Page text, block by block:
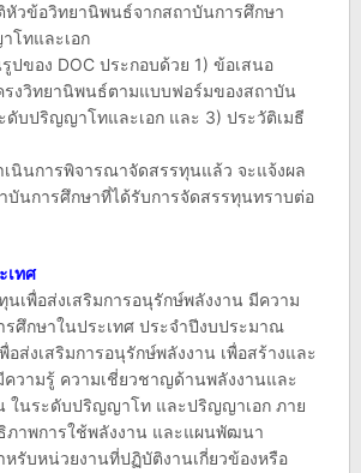
หัวข้อวิทยานิพนธ์จากสถาบันการศึกษา
โทและเอก
ปของ DOC ประกอบด้วย 1) ข้อเสนอ
รงวิทยานิพนธ์ตามแบบฟอร์มของสถาบัน
ดับปริญญาโทและเอก และ 3) ประวัติเมธี
เนินการพิจารณาจัดสรรทุนแล้ว จะแจ้งผล
บันการศึกษาที่ได้รับการจัดสรรทุนทราบต่อ
เทศ
เพื่อส่งเสริมการอนุรักษ์พลังงาน มีความ
รศึกษาในประเทศ ประจำปีงบประมาณ
อส่งเสริมการอนุรักษ์พลังงาน เพื่อสร้างและ
วามรู้ ความเชี่ยวชาญด้านพลังงานและ
ในระดับปริญญาโท และปริญญาเอก ภาย
ภาพการใช้พลังงาน และแผนพัฒนา
รับหน่วยงานที่ปฏิบัติงานเกี่ยวข้องหรือ